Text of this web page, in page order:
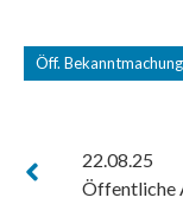
Öff.
22.08.25
Öffentliche